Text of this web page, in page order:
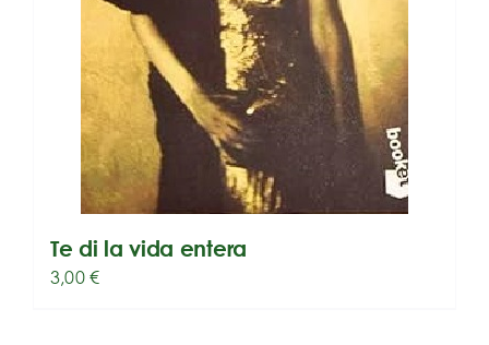
Te di la vida entera
3,00€